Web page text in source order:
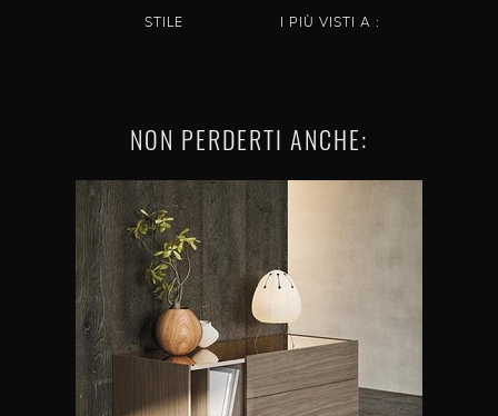
STILE I PIÙ VISTI A :
NON PERDERTI ANCHE: